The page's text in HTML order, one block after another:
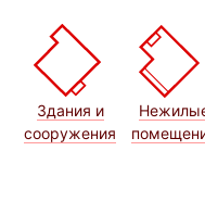
Здания и
сооружения